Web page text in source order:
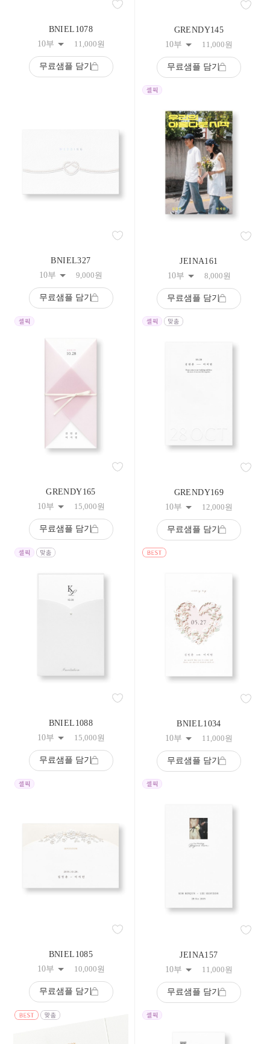
BNIEL1078
10부
11,000원
무료샘플 담기
GRENDY145
10부
11,000원
무료샘플 담기
BNIEL327
10부
9,000원
무료샘플 담기
JEINA161
10부
8,000원
무료샘플 담기
GRENDY165
10부
15,000원
무료샘플 담기
GRENDY169
10부
12,000원
무료샘플 담기
BNIEL1088
10부
15,000원
무료샘플 담기
BNIEL1034
10부
11,000원
무료샘플 담기
BNIEL1085
10부
10,000원
무료샘플 담기
JEINA157
10부
11,000원
무료샘플 담기